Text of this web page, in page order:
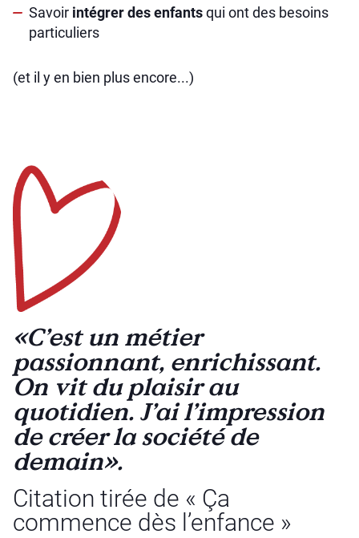
Savoir intégrer des enfantsqui ont des besoins
particuliers
(et il y en bien plus encore...)
«C’est un métier
passionnant, enrichissant.
On vit du plaisir au
quotidien. J’ai l’impression
de créer la société de
demain».
Citation tirée de « Ça
commence dès l’enfance »